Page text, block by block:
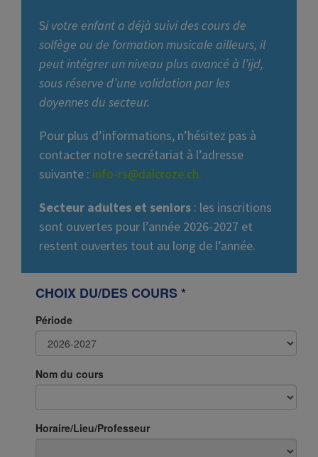
Si votre enfant a déjà suivi des cours de
solfège ou de formation musicale ailleurs, il
peut intégrer un niveau plus avancé à l’ijd,
sous réserve d’une validation par les
doyennes du secteur.
Pour plus d’informations, n’hésitez pas à
contacter notre secrétariat à l’adresse
suivante : info-rs@dalcroze.ch.
Secteur adultes et seniors : les inscritions
sont ouvertes pour l’année 2026-2027 et
restent ouvertes tout au long de l’année.